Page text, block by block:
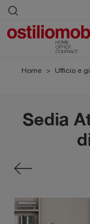
Home > Ufficio e
Sedia